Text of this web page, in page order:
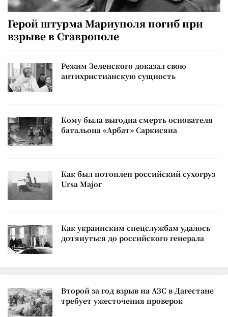
Герой штурма Мариуполя погиб при
взрыве в Ставрополе
Режим Зеленского доказал свою
антихристианскую сущность
Кому была выгодна смерть основателя
батальона «Арбат» Саркисяна
Как был потоплен российский сухогруз
Ursa Major
Как украинским спецслужбам удалось
дотянуться до российского генерала
Второй за год взрыв на АЗС в Дагестане
требует ужесточения проверок